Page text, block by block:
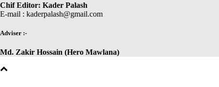
Chif Editor: Kader Palash
E-mail : kaderpalash@gmail.com
Adviser :-
Md. Zakir Hossain (Hero Mawlana)